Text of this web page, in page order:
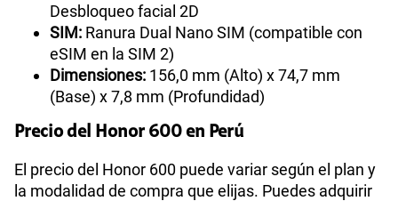
Desbloqueo facial 2D
SIM: Ranura Dual Nano SIM (compatible con
eSIM en la SIM 2)
Dimensiones: 156,0 mm (Alto) x 74,7 mm
(Base) x 7,8 mm (Profundidad)
Precio del Honor 600 en Perú
El precio del Honor 600 puede variar según el plan y
la modalidad de compra que elijas. Puedes adquirir